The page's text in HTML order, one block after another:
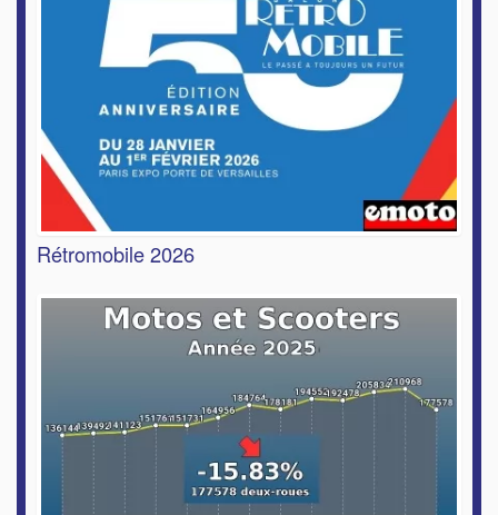
Rétromobile 2026